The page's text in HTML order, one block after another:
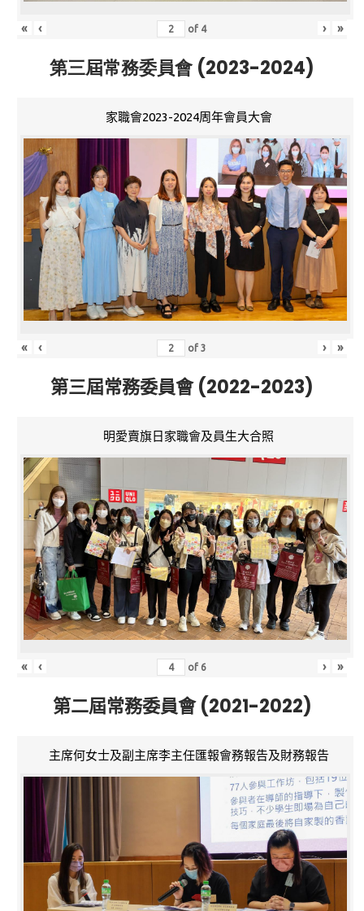
« ‹ of 4 › »
第三屆常務委員會 (2023-2024)
家職會2023-2024周年會員大會
« ‹ of3 › »
第三屆常務委員會 (2022-2023)
明愛賣旗日家職會及員生大合照
« ‹ of 6 › »
第二屆常務委員會 (2021-2022)
主席何女士及副主席李主任匯報會務報告及財務報告